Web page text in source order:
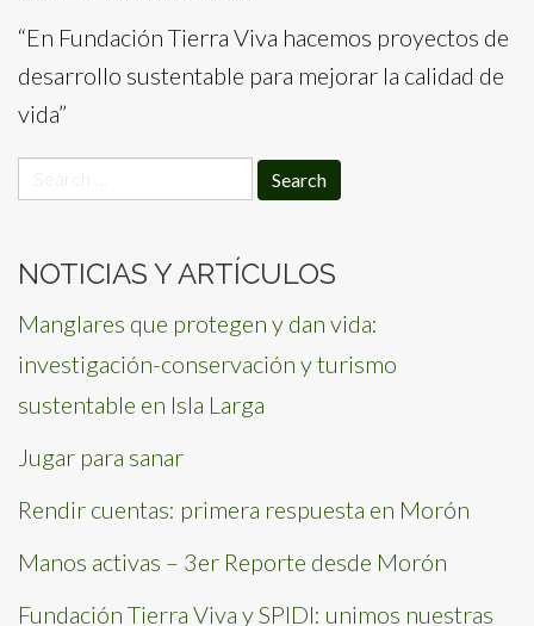
“En Fundación Tierra Viva hacemos proyectos de
desarrollo sustentable para mejorar la calidad de
vida”
for:
NOTICIAS Y ARTÍCULOS
Manglares que protegen y dan vida:
investigación-conservación y turismo
sustentable en Isla Larga
Jugar para sanar
Rendir cuentas: primera respuesta en Morón
Manos activas – 3er Reporte desde Morón
Fundación Tierra Viva y SPIDI: unimos nuestras